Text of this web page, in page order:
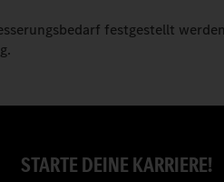
festgestellt
STARTE DEINE KARRIERE!